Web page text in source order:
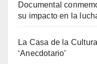
Documental
su impacto en la
La Casa de la
‘Anecdotario’